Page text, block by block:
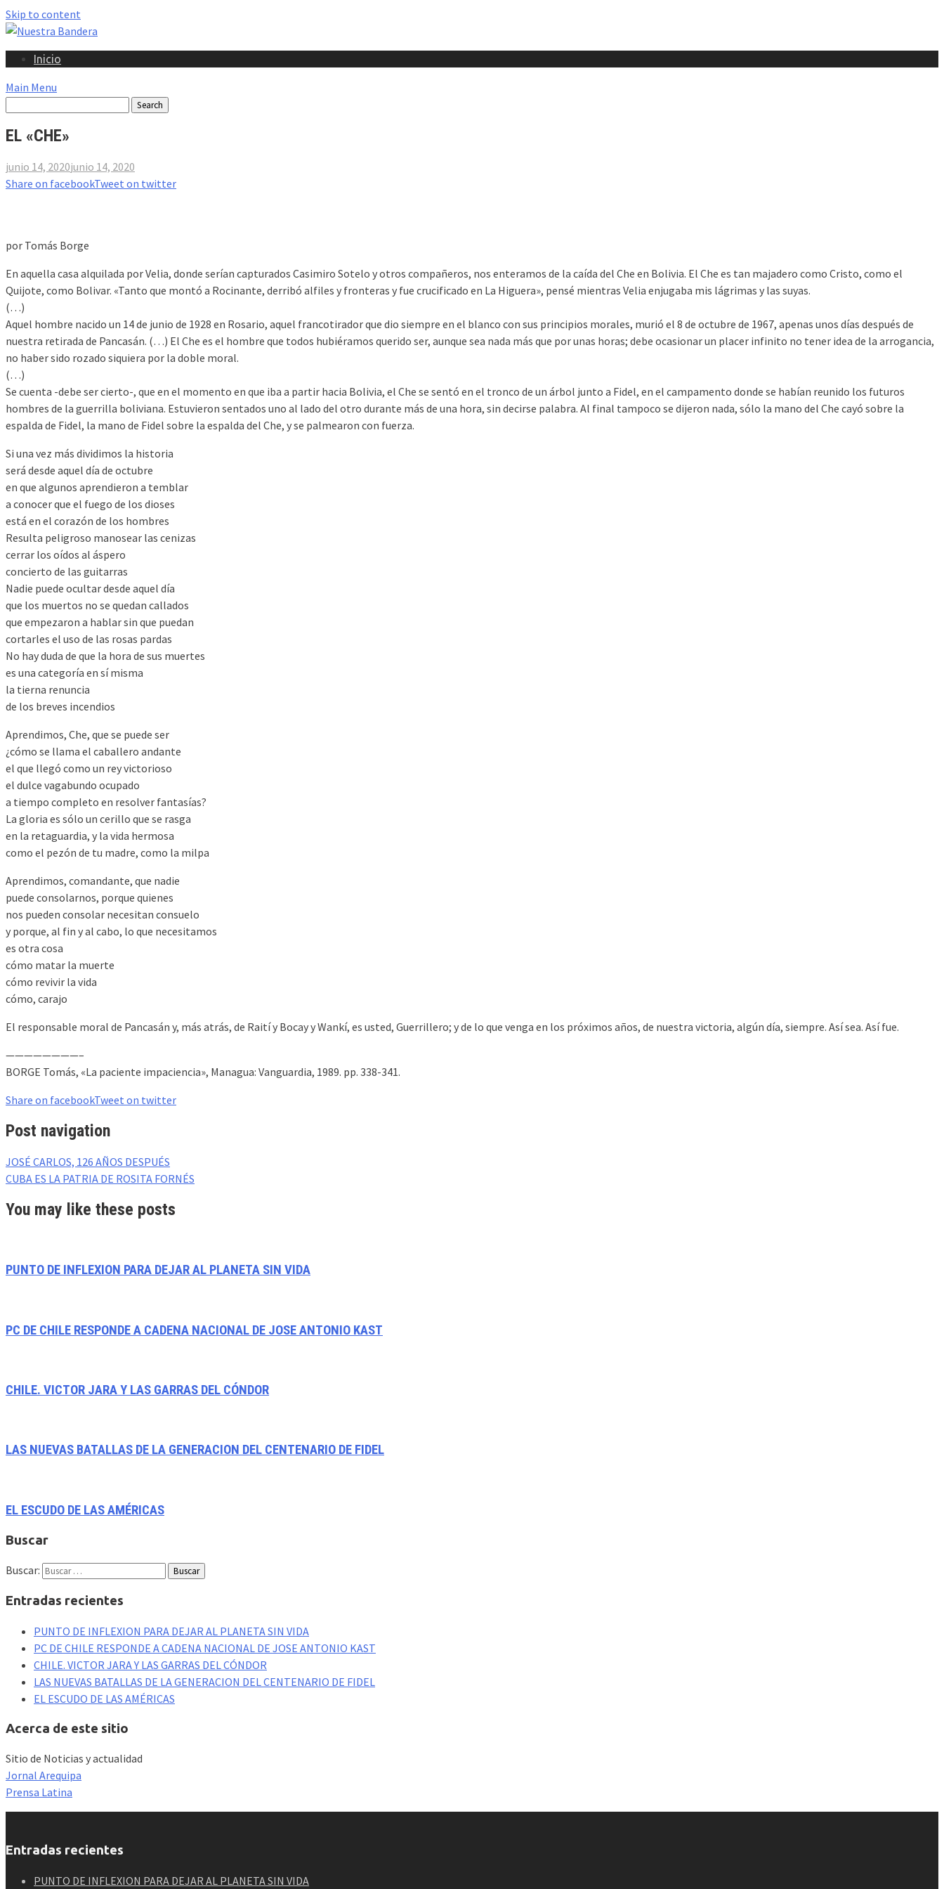
Skip to content
Inicio
Main Menu
EL «CHE»
junio 14, 2020junio 14, 2020
Share on facebookTweet on twitter
por Tomás Borge
En aquella casa alquilada por Velia, donde serían capturados Casimiro Sotelo y otros compañeros, nos enteramos de la caída del Che en Bolivia. El Che es tan majadero como Cristo, como el
Quijote, como Bolivar. «Tanto que montó a Rocinante, derribó alfiles y fronteras y fue crucificado en La Higuera», pensé mientras Velia enjugaba mis lágrimas y las suyas.
(…)
Aquel hombre nacido un 14 de junio de 1928 en Rosario, aquel francotirador que dio siempre en el blanco con sus principios morales, murió el 8 de octubre de 1967, apenas unos días después de
nuestra retirada de Pancasán. (…) El Che es el hombre que todos hubiéramos querido ser, aunque sea nada más que por unas horas; debe ocasionar un placer infinito no tener idea de la arrogancia,
no haber sido rozado siquiera por la doble moral.
(…)
Se cuenta -debe ser cierto-, que en el momento en que iba a partir hacia Bolivia, el Che se sentó en el tronco de un árbol junto a Fidel, en el campamento donde se habían reunido los futuros
hombres de la guerrilla boliviana. Estuvieron sentados uno al lado del otro durante más de una hora, sin decirse palabra. Al final tampoco se dijeron nada, sólo la mano del Che cayó sobre la
espalda de Fidel, la mano de Fidel sobre la espalda del Che, y se palmearon con fuerza.
Si una vez más dividimos la historia
será desde aquel día de octubre
en que algunos aprendieron a temblar
a conocer que el fuego de los dioses
está en el corazón de los hombres
Resulta peligroso manosear las cenizas
cerrar los oídos al áspero
concierto de las guitarras
Nadie puede ocultar desde aquel día
que los muertos no se quedan callados
que empezaron a hablar sin que puedan
cortarles el uso de las rosas pardas
No hay duda de que la hora de sus muertes
es una categoría en sí misma
la tierna renuncia
de los breves incendios
Aprendimos, Che, que se puede ser
¿cómo se llama el caballero andante
el que llegó como un rey victorioso
el dulce vagabundo ocupado
a tiempo completo en resolver fantasías?
La gloria es sólo un cerillo que se rasga
en la retaguardia, y la vida hermosa
como el pezón de tu madre, como la milpa
Aprendimos, comandante, que nadie
puede consolarnos, porque quienes
nos pueden consolar necesitan consuelo
y porque, al fin y al cabo, lo que necesitamos
es otra cosa
cómo matar la muerte
cómo revivir la vida
cómo, carajo
El responsable moral de Pancasán y, más atrás, de Raití y Bocay y Wankí, es usted, Guerrillero; y de lo que venga en los próximos años, de nuestra victoria, algún día, siempre. Así sea. Así fue.
————————–
BORGE Tomás, «La paciente impaciencia», Managua: Vanguardia, 1989. pp. 338-341.
Share on facebookTweet on twitter
Post navigation
JOSÉ CARLOS, 126 AÑOS DESPUÉS
CUBA ES LA PATRIA DE ROSITA FORNÉS
You may like these posts
PUNTO DE INFLEXION PARA DEJAR AL PLANETA SIN VIDA
PC DE CHILE RESPONDE A CADENA NACIONAL DE JOSE ANTONIO KAST
CHILE. VICTOR JARA Y LAS GARRAS DEL CÓNDOR
LAS NUEVAS BATALLAS DE LA GENERACION DEL CENTENARIO DE FIDEL
EL ESCUDO DE LAS AMÉRICAS
Buscar
Buscar:
Entradas recientes
PUNTO DE INFLEXION PARA DEJAR AL PLANETA SIN VIDA
PC DE CHILE RESPONDE A CADENA NACIONAL DE JOSE ANTONIO KAST
CHILE. VICTOR JARA Y LAS GARRAS DEL CÓNDOR
LAS NUEVAS BATALLAS DE LA GENERACION DEL CENTENARIO DE FIDEL
EL ESCUDO DE LAS AMÉRICAS
Acerca de este sitio
Sitio de Noticias y actualidad
Jornal Arequipa
Prensa Latina
Entradas recientes
PUNTO DE INFLEXION PARA DEJAR AL PLANETA SIN VIDA